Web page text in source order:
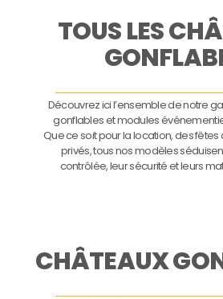
TOUS LES
Découvrez ici l’ensemble de notre
gonflables et modules
Que ce soit pour la location, des
privés, tous nos modèles
contrôlée, leur sécurité et leurs
CHÂTEAUX